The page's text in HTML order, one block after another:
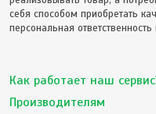
себя способом приобретать
персональная
Как работает наш
Производителям